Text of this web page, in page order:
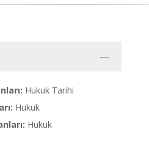
Hukuk Tarihi
Hukuk
Hukuk